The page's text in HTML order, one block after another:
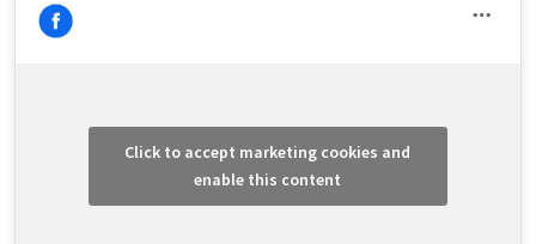
Click to accept marketing cookies and
enable this content